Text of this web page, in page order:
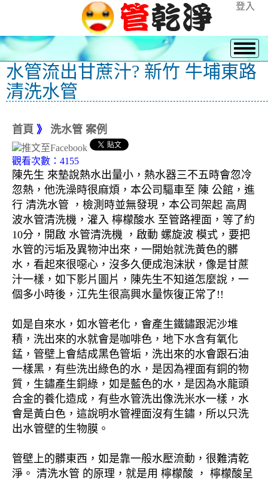
登入
水管流出甘蔗汁? 新竹 牛埔東路
清洗水管
首頁 》 洗水管 案例
觀看次數：4155
陳先生 來墊說熱水出量小，熱水器三不五時會忽冷
忽熱，他洗澡時很麻煩，本公司驅車至 陳 公館，進
行 清洗水管 ，檢測時並無發現，本公司架起 高周
波水管清洗機，灌入 檸檬酸水 至管路裡面，等了約
10分，開啟 水管清洗機 ，啟動 螺旋波 模式，要把
水管的污垢及異物沖出來，一開始就洗黃色的髒
水，看起來很噁心，沒多久便成泡沫狀，像是甘蔗
汁一樣，如下影片圖片，陳先生不知道怎麼說，一
個多小時後，江先生很高興水量恢復正常了!!
如是自來水，如水管老化，會產生鐵鏽跟泥沙堆
積，洗出來的水就會是咖啡色，地下水含有氧化
錳，管壁上會結成黑色管垢，洗出來的水會跟石油
一樣黑，有些洗出綠色的水，是因為裡面有銅的物
質，生鏽產生銅綠，如是藍色的水，是因為水龍頭
合金的養化造成，有些水管洗出像洗米水一樣，水
會是黃白色，這說明水管裡面沒有生鏽，所以只洗
出水管壁的生物膜。
管壁上的髒東西，如是靠一般水壓流動，很難清乾
淨。 清洗水管 的原理，就是用 檸檬酸 ， 檸檬酸呈